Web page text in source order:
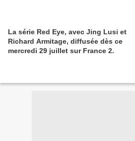
La série Red Eye, avec Jing Lusi et
Richard Armitage, diffusée dès ce
mercredi 29 juillet sur France 2.